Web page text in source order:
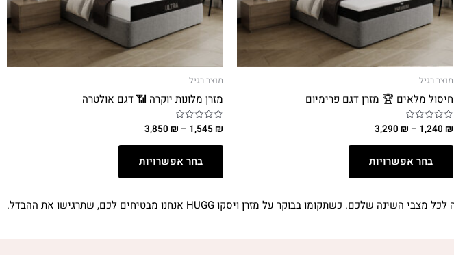
מוצר רגיל
חיסול מלאים 🏆 מזרן דגם פרימיום
דורג
מתוך
1,240 ₪
–
3,290 ₪
בחר אפשרויות
מוצר רגיל
מזרן מלונות יוקרה 📶 דגם אולטרה
דורג
מתוך
1,545 ₪
–
3,850 ₪
בחר אפשרויות